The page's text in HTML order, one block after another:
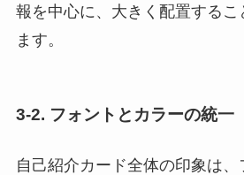
報を中心に、大きく配置するこ
ます。
3-2. フォントとカラーの統一
自己紹介カード全体の印象は